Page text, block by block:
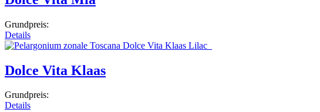
Grundpreis:
Details
Dolce Vita Klaas
Grundpreis:
Details